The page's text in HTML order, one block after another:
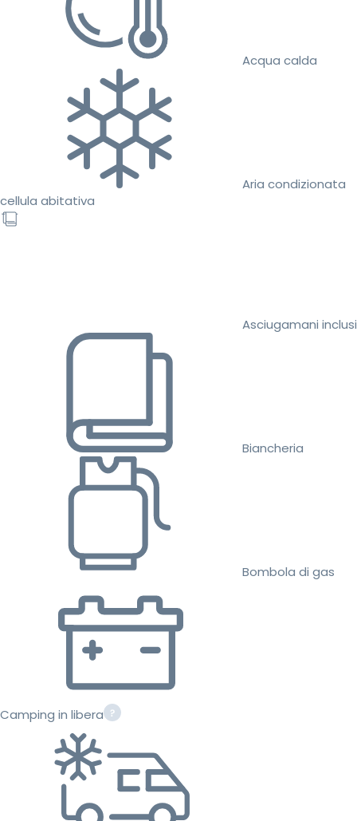
Acqua calda
Aria condizionata
cellula abitativa
Asciugamani inclusi
Biancheria
Bombola di gas
Camping in libera